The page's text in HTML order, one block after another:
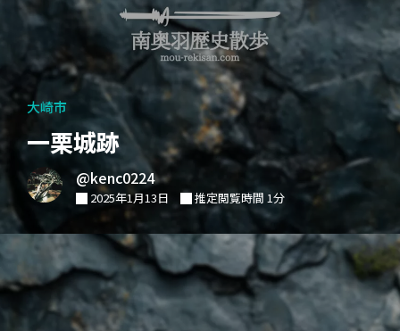
大崎市
一栗城跡
@kenc0224
2025年1月13日 推定閲覧時間 1分